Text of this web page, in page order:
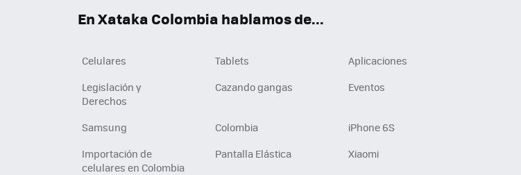
En Xataka Colombia hablamos de...
Celulares Tablets
Aplicaciones
Legislación y
Derechos
Cazando gangas Eventos
Samsung Colombia
iPhone 6S
Importación de
celulares en Colombia
Pantalla Elástica Xiaomi